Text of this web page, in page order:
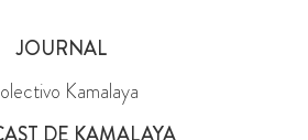
JOURNAL
Kamalaya